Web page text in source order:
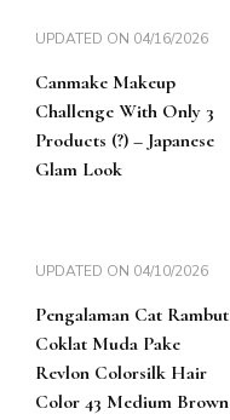
UPDATED ON 04/16/2026
Canmake Makeup
Challenge With Only 3
Products (?) – Japanese
Glam Look
UPDATED ON 04/10/2026
Pengalaman Cat Rambut
Coklat Muda Pake
Revlon Colorsilk Hair
Color 43 Medium Brown